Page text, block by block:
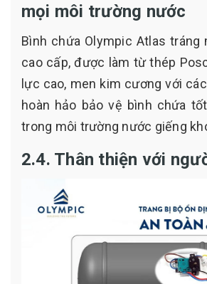
mọi môi trường nước
Bình chứa Olympic Atlas tráng
cao cấp, được làm từ thép
lực cao, men kim cương với
hoàn hảo bảo vệ bình chứa
trong môi trường nước giếng
2.4. Thân thiện với